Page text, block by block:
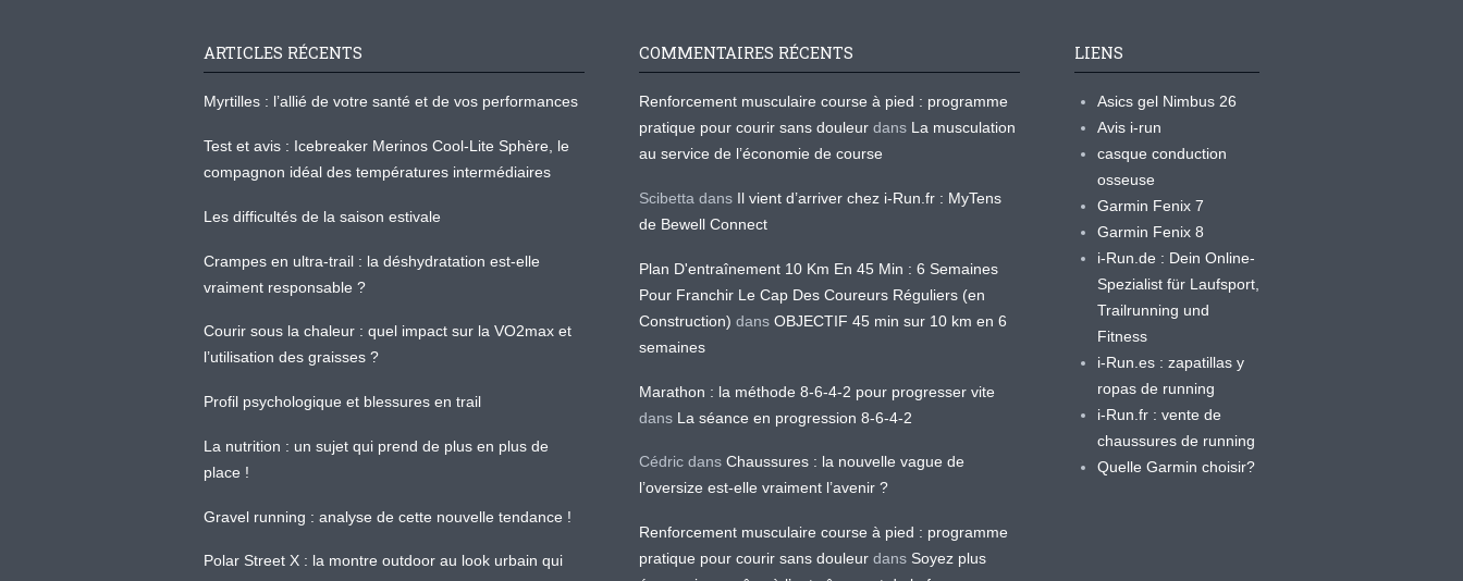
ARTICLES RÉCENTS
Myrtilles : l’allié de votre santé et de vos performances
Test et avis : Icebreaker Merinos Cool-Lite Sphère, le
compagnon idéal des températures intermédiaires
Les difficultés de la saison estivale
Crampes en ultra-trail : la déshydratation est-elle
vraiment responsable ?
Courir sous la chaleur : quel impact sur la VO2max et
l’utilisation des graisses ?
Profil psychologique et blessures en trail
La nutrition : un sujet qui prend de plus en plus de
place !
Gravel running : analyse de cette nouvelle tendance !
Polar Street X : la montre outdoor au look urbain qui
COMMENTAIRES RÉCENTS
Renforcement musculaire course à pied : programme
pratique pour courir sans douleur dans La musculation
au service de l’économie de course
Scibetta dans Il vient d’arriver chez i-Run.fr : MyTens
de Bewell Connect
Plan D'entraînement 10 Km En 45 Min : 6 Semaines
Pour Franchir Le Cap Des Coureurs Réguliers (en
Construction) dans OBJECTIF 45 min sur 10 km en 6
semaines
Marathon : la méthode 8-6-4-2 pour progresser vite
dans La séance en progression 8-6-4-2
Cédric dans Chaussures : la nouvelle vague de
l’oversize est-elle vraiment l’avenir ?
Renforcement musculaire course à pied : programme
pratique pour courir sans douleur dans Soyez plus
LIENS
Asics gel Nimbus 26
Avis i-run
casque conduction
osseuse
Garmin Fenix 7
Garmin Fenix 8
i-Run.de : Dein Online-
Spezialist für Laufsport,
Trailrunning und
Fitness
i-Run.es : zapatillas y
ropas de running
i-Run.fr : vente de
chaussures de running
Quelle Garmin choisir?